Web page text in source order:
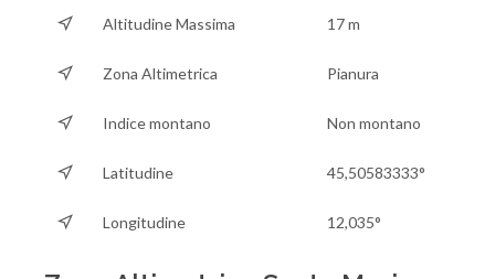
Altitudine Massima 17 m
Zona Altimetrica Pianura
Indice montano Non montano
Latitudine 45,50583333°
Longitudine 12,035°